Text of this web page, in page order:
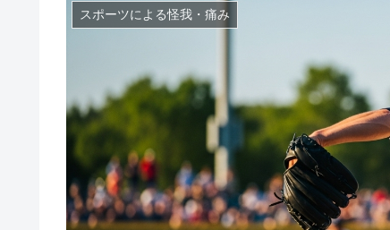
スポーツによる怪我・痛み